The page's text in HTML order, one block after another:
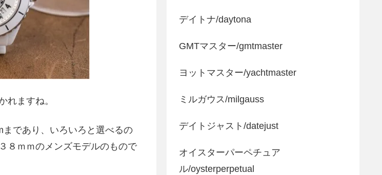
れますね。
であり、いろいろと選べるの
８ｍｍのメンズモデルのもので
デイトナ/daytona
GMTマスター/gmtmaster
ヨットマスター/yachtmaster
ミルガウス/milgauss
デイトジャスト/datejust
オイスターパーペチュア
ル/oysterperpetual